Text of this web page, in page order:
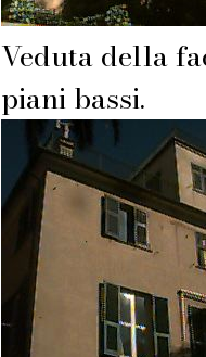
Veduta della
piani bassi.